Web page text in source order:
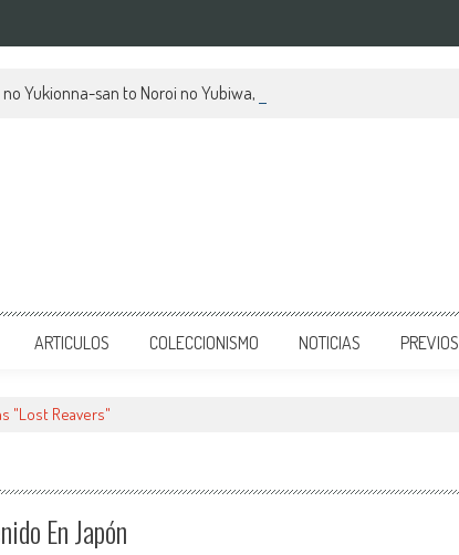
Yukionna-san to Noroi no Yubiwa, su mes de estreno y avances
ARTICULOS COLECCIONISMO NOTICIAS PREVIOS
"Lost Reavers"
En Japón